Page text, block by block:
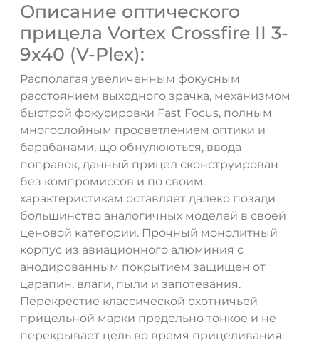
Описание оптического
прицела Vortex Crossfire II 3-
9x40 (V-Plex):
Располагая увеличенным фокусным
расстоянием выходного зрачка, механизмом
быстрой фокусировки Fast Focus, полным
многослойным просветлением оптики и
барабанами, що обнулюються, ввода
поправок, данный прицел сконструирован
без компромиссов и по своим
характеристикам оставляет далеко позади
большинство аналогичных моделей в своей
ценовой категории. Прочный монолитный
корпус из авиационного алюминия с
анодированным покрытием защищен от
царапин, влаги, пыли и запотевания.
Перекрестие классической охотничьей
прицельной марки предельно тонкое и не
перекрывает цель во время прицеливания.